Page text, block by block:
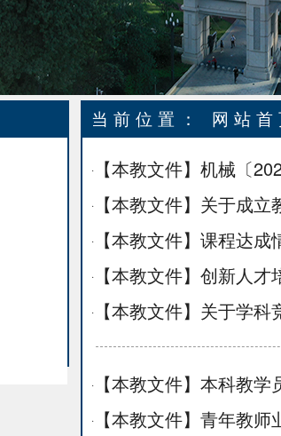
当前位置： 网站首
·【本教文件】机械〔
·【本教文件】关于成立
·【本教文件】课程达成
·【本教文件】创新人才
·【本教文件】关于学科
·【本教文件】本科教学
·【本教文件】青年教师